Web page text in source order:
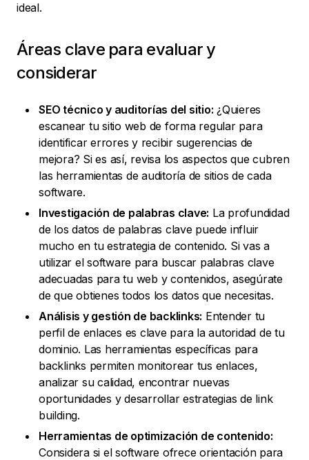
ideal.
Áreas clave para evaluar y
considerar
SEO técnico y auditorías del sitio: ¿Quieres
escanear tu sitio web de forma regular para
identificar errores y recibir sugerencias de
mejora? Si es así, revisa los aspectos que cubren
las herramientas de auditoría de sitios de cada
software.
Investigación de palabras clave: La profundidad
de los datos de palabras clave puede influir
mucho en tu estrategia de contenido. Si vas a
utilizar el software para buscar palabras clave
adecuadas para tu web y contenidos, asegúrate
de que obtienes todos los datos que necesitas.
Análisis y gestión de backlinks: Entender tu
perfil de enlaces es clave para la autoridad de tu
dominio. Las herramientas específicas para
backlinks permiten monitorear tus enlaces,
analizar su calidad, encontrar nuevas
oportunidades y desarrollar estrategias de link
building.
Herramientas de optimización de contenido:
Considera si el software ofrece orientación para